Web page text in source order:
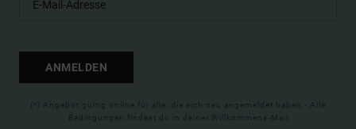
ANMELDEN
(*) Angebot gültig online für alle, die sich neu angemeldet haben - Alle
Bedingungen findest du in deiner Willkommens-Mail